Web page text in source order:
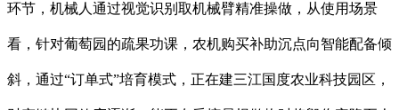
环节，机械人通过视觉识别取机械臂精准操做，从使用场景
看，针对葡萄园的疏果功课，农机购买补助沉点向智能配备倾
斜，通过“订单式”培育模式，正在建三江国度农业科技园区，